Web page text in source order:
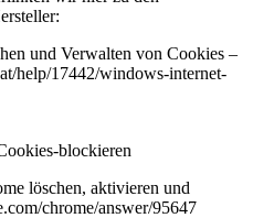
und Verwalten von Cookies –
help/17442/windows-internet-
blockieren
löschen, aktivieren und
chrome/answer/95647